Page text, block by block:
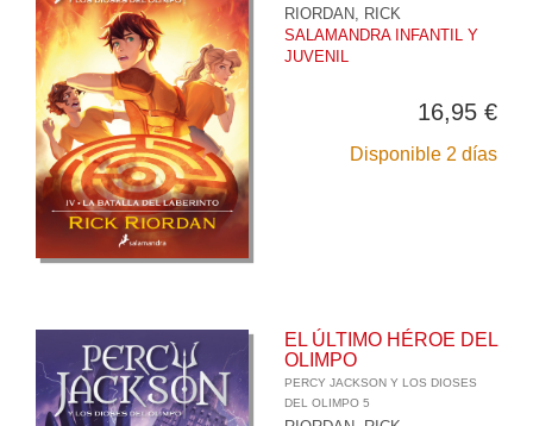
RIORDAN, RICK
SALAMANDRA INFANTIL Y
JUVENIL
16,95 €
Disponible 2 días
EL ÚLTIMO HÉROE DEL
OLIMPO
PERCY JACKSON Y LOS DIOSES
DEL OLIMPO 5